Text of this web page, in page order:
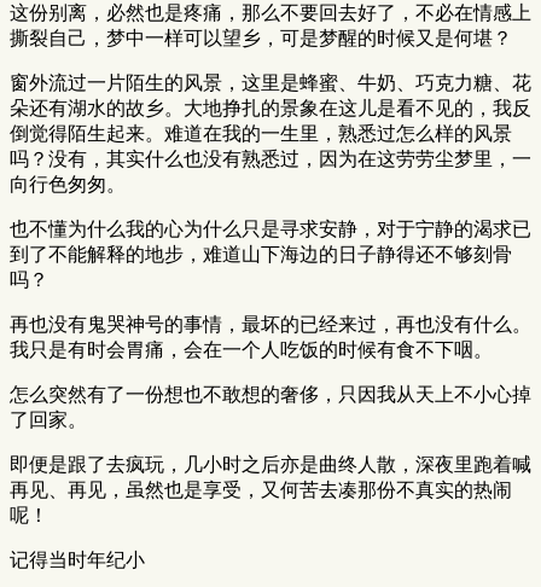
这份别离，必然也是疼痛，那么不要回去好了，不必在情感上
撕裂自己，梦中一样可以望乡，可是梦醒的时候又是何堪？
窗外流过一片陌生的风景，这里是蜂蜜、牛奶、巧克力糖、花
朵还有湖水的故乡。大地挣扎的景象在这儿是看不见的，我反
倒觉得陌生起来。难道在我的一生里，熟悉过怎么样的风景
吗？没有，其实什么也没有熟悉过，因为在这劳劳尘梦里，一
向行色匆匆。
也不懂为什么我的心为什么只是寻求安静，对于宁静的渴求已
到了不能解释的地步，难道山下海边的日子静得还不够刻骨
吗？
再也没有鬼哭神号的事情，最坏的已经来过，再也没有什么。
我只是有时会胃痛，会在一个人吃饭的时候有食不下咽。
怎么突然有了一份想也不敢想的奢侈，只因我从天上不小心掉
了回家。
即便是跟了去疯玩，几小时之后亦是曲终人散，深夜里跑着喊
再见、再见，虽然也是享受，又何苦去凑那份不真实的热闹
呢！
记得当时年纪小